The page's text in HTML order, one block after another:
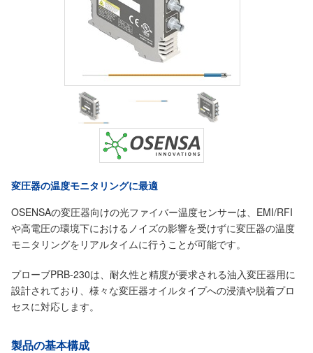
変圧器の温度モニタリングに最適
OSENSAの変圧器向けの光ファイバー温度センサーは、EMI/RFI
や高電圧の環境下におけるノイズの影響を受けずに変圧器の温度
モニタリングをリアルタイムに行うことが可能です。
プローブPRB-230は、耐久性と精度が要求される油入変圧器用に
設計されており、様々な変圧器オイルタイプへの浸漬や脱着プロ
セスに対応します。
製品の基本構成